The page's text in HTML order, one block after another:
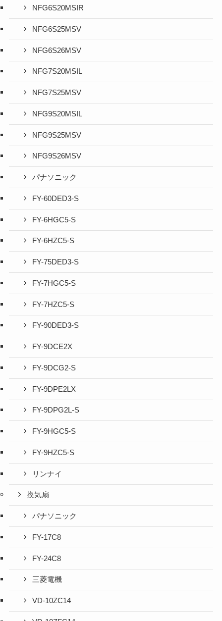
NFG6S20MSIR
NFG6S25MSV
NFG6S26MSV
NFG7S20MSIL
NFG7S25MSV
NFG9S20MSIL
NFG9S25MSV
NFG9S26MSV
パナソニック
FY-60DED3-S
FY-6HGC5-S
FY-6HZC5-S
FY-75DED3-S
FY-7HGC5-S
FY-7HZC5-S
FY-90DED3-S
FY-9DCE2X
FY-9DCG2-S
FY-9DPE2LX
FY-9DPG2L-S
FY-9HGC5-S
FY-9HZC5-S
リンナイ
換気扇
パナソニック
FY-17C8
FY-24C8
三菱電機
VD-10ZC14